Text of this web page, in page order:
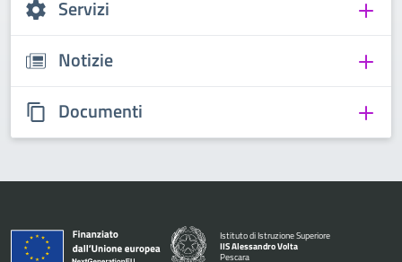
Servizi
Notizie
Documenti
Istituto di Istruzione Superiore
IIS Alessandro Volta
Pescara